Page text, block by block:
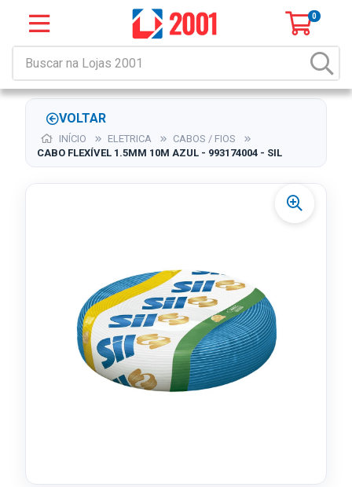
0
VOLTAR
INÍCIO ELETRICA
CABOS / FIOS
CABO FLEXÍVEL 1.5MM 10M AZUL - 993174004 - SIL